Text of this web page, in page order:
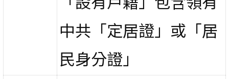
中共「定居證」或「居
民身分證」